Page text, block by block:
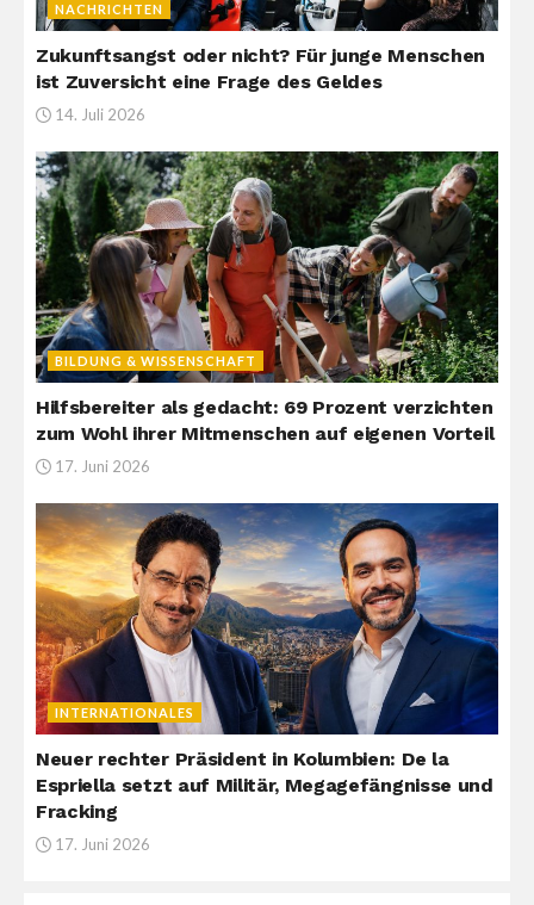
NACHRICHTEN
Zukunftsangst oder nicht? Für junge Menschen
ist Zuversicht eine Frage des Geldes
14. Juli 2026
BILDUNG & WISSENSCHAFT
Hilfsbereiter als gedacht: 69 Prozent verzichten
zum Wohl ihrer Mitmenschen auf eigenen Vorteil
17. Juni 2026
INTERNATIONALES
Neuer rechter Präsident in Kolumbien: De la
Espriella setzt auf Militär, Megagefängnisse und
Fracking
17. Juni 2026